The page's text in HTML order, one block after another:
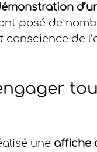
posé de
de
une affiche